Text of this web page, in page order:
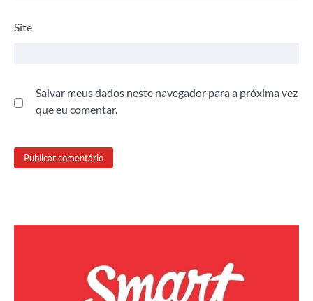
Site
Salvar meus dados neste navegador para a próxima vez
que eu comentar.